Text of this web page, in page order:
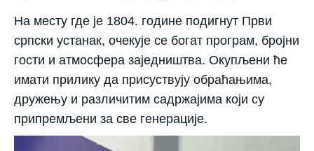
На месту где је 1804. године подигнут Први
српски устанак, очекује се богат програм, бројни
гости и атмосфера заједништва. Окупљени ће
имати прилику да присуствују обраћањима,
дружењу и различитим садржајима који су
припремљени за све генерације.